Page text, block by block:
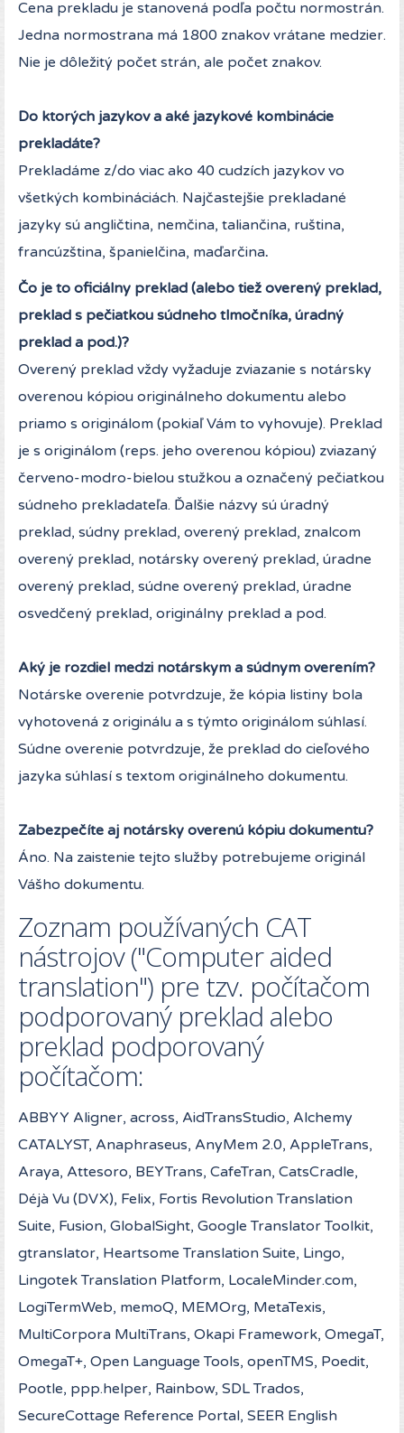
Cena prekladu je stanovená podľa počtu normostrán.
Jedna normostrana má 1800 znakov vrátane medzier.
Nie je dôležitý počet strán, ale počet znakov.
Do ktorých jazykov a aké jazykové kombinácie
prekladáte?
Prekladáme z/do viac ako 40 cudzích jazykov vo
všetkých kombináciách. Najčastejšie prekladané
jazyky sú angličtina, nemčina, taliančina, ruština,
francúzština, španielčina, maďarčina.
Čo je to oficiálny preklad (alebo tiež overený preklad,
preklad s pečiatkou súdneho tlmočníka, úradný
preklad a pod.)?
Overený preklad vždy vyžaduje zviazanie s notársky
overenou kópiou originálneho dokumentu alebo
priamo s originálom (pokiaľ Vám to vyhovuje). Preklad
je s originálom (reps. jeho overenou kópiou) zviazaný
červeno-modro-bielou stužkou a označený pečiatkou
súdneho prekladateľa. Ďalšie názvy sú úradný
preklad, súdny preklad, overený preklad, znalcom
overený preklad, notársky overený preklad, úradne
overený preklad, súdne overený preklad, úradne
osvedčený preklad, originálny preklad a pod.
Aký je rozdiel medzi notárskym a súdnym overením?
Notárske overenie potvrdzuje, že kópia listiny bola
vyhotovená z originálu a s týmto originálom súhlasí.
Súdne overenie potvrdzuje, že preklad do cieľového
jazyka súhlasí s textom originálneho dokumentu.
Zabezpečíte aj notársky overenú kópiu dokumentu?
Áno. Na zaistenie tejto služby potrebujeme originál
Vášho dokumentu.
Zoznam používaných CAT
nástrojov ("Computer aided
translation") pre tzv. počítačom
podporovaný preklad alebo
preklad podporovaný
počítačom:
ABBYY Aligner, across, AidTransStudio, Alchemy
CATALYST, Anaphraseus, AnyMem 2.0, AppleTrans,
Araya, Attesoro, BEYTrans, CafeTran, CatsCradle,
Déjà Vu (DVX), Felix, Fortis Revolution Translation
Suite, Fusion, GlobalSight, Google Translator Toolkit,
gtranslator, Heartsome Translation Suite, Lingo,
Lingotek Translation Platform, LocaleMinder.com,
LogiTermWeb, memoQ, MEMOrg, MetaTexis,
MultiCorpora MultiTrans, Okapi Framework, OmegaT,
OmegaT+, Open Language Tools, openTMS, Poedit,
Pootle, ppp.helper, Rainbow, SDL Trados,
SecureCottage Reference Portal, SEER English